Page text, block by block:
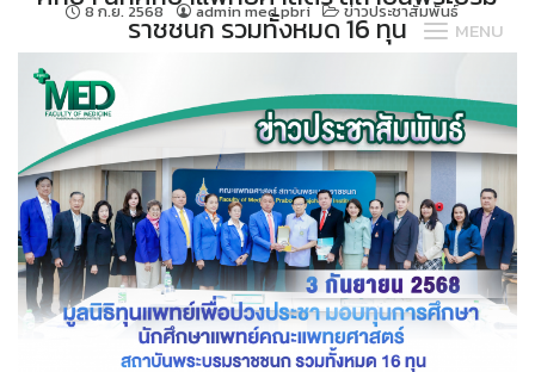
content
MENU
ราชชนก รวมทั้งหมด 16 ทุน
8 ก.ย. 2568 admin med.pbri ข่าวประชาสัมพันธ์